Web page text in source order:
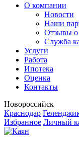
О компании
Новости
Наши
Отзывы о
Служба
Услуги
Работа
Ипотека
Оценка
Контакты
Новороссийск
Краснодар
Избранное Личный